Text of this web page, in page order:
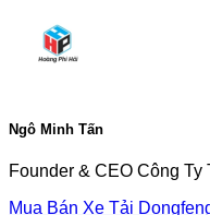
Ngô Minh Tấn
Founder & CEO Công
Mua Bán Xe Tải